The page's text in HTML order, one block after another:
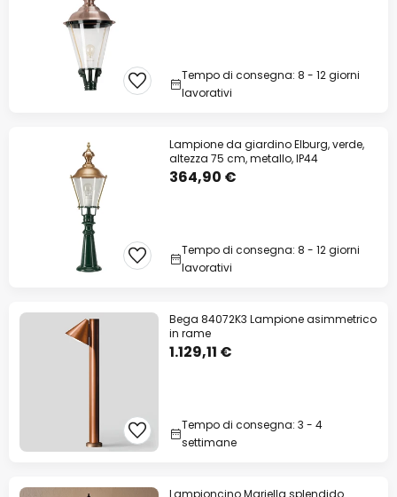
Tempo di consegna: 8 - 12 giorni
lavorativi
Lampione da giardino Elburg, verde,
altezza 75 cm, metallo, IP44
364,90 €
Tempo di consegna: 8 - 12 giorni
lavorativi
Bega 84072K3 Lampione asimmetrico
in rame
1.129,11 €
Tempo di consegna: 3 - 4
settimane